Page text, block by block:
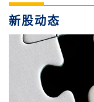
新股动态